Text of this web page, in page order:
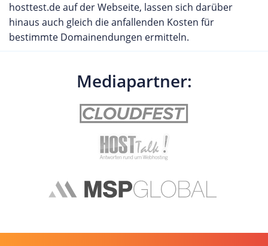
hosttest.de auf der Webseite, lassen sich darüber
hinaus auch gleich die anfallenden Kosten für
bestimmte Domainendungen ermitteln.
Mediapartner: